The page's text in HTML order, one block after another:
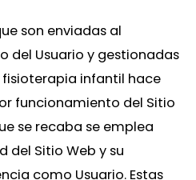
son enviadas al
del Usuario y gestionadas
infantil hace
funcionamiento del Sitio
se recaba se emplea
del Sitio Web y su
como Usuario. Estas